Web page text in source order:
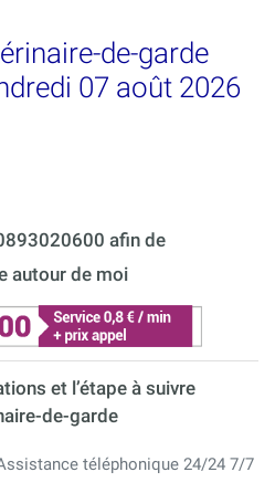
de-garde
07 août 2026
afin de
autour de moi
et l’étape à suivre
de-garde
téléphonique 24/24 7/7